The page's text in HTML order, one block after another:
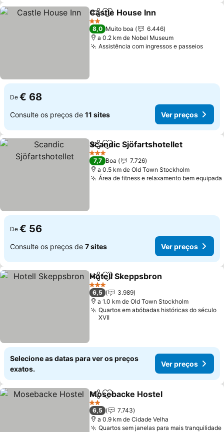
PartilharAdicionar aos favoritos
Castle House Inn
2 Estrelas
8,0 Muito boa
6.446
a 0.2 km de Nobel Museum
Assistência com ingressos e passeios
De € 68
Consulte os preços de 11 sites Ver preços
PartilharAdicionar aos favoritos
Scandic Sjöfartshotellet
3 Estrelas
7,7 Boa
7.726
a 0.5 km de Old Town Stockholm
Área de fitness e relaxamento bem equipada
De € 56
Consulte os preços de 7 sites Ver preços
PartilharAdicionar aos favoritos
Hotell Skeppsbron
3 Estrelas
6,5
3.989
a 1.0 km de Old Town Stockholm
Quartos em abóbadas históricas do século
XVII
Selecione as datas para ver os preços
exatos.
Ver preços
PartilharAdicionar aos favoritos
Mosebacke Hostel
2 Estrelas
6,5
7.743
a 0.9 km de Cidade Velha
Quartos sem janelas para mais tranquilidade